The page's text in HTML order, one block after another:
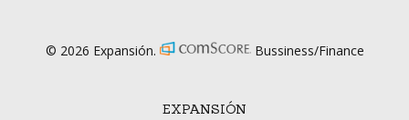
EXPANSIÓN
© 2026 Expansión. Bussiness/Finance